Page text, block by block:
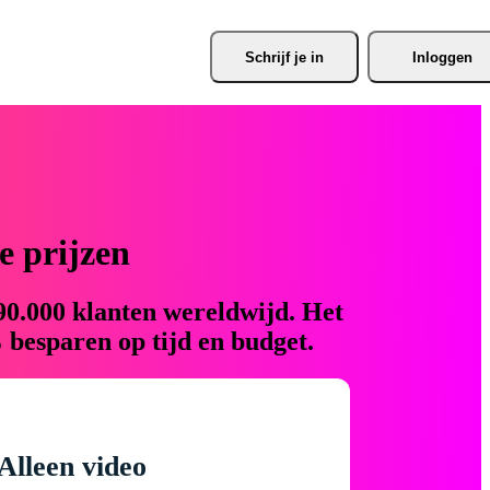
Schrijf je in Inloggen
prijzen
klanten wereldwijd. Het
op tijd en budget.
video